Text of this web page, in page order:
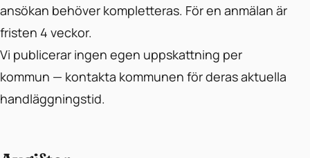
ansökan behöver kompletteras. För en anmälan är
fristen 4 veckor.
Vi publicerar ingen egen uppskattning per
kommun — kontakta kommunen för deras aktuella
handläggningstid.